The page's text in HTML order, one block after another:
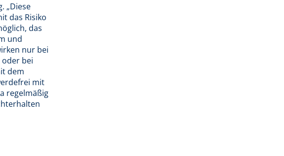
„Diese
das Risiko
das
und
nur bei
bei
dem
mit
regelmäßig